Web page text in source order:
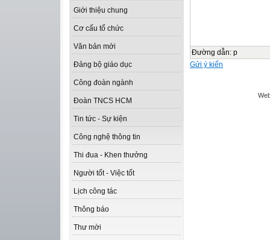
Giới thiệu chung
Cơ cấu tổ chức
Văn bản mới
Đảng bộ giáo dục
Công đoàn ngành
Đoàn TNCS HCM
Tin tức - Sự kiện
Công nghệ thông tin
Thi đua - Khen thưởng
Người tốt - Việc tốt
Lịch công tác
Thông báo
Thư mời
Đường dẫn: p
Gửi ý kiến